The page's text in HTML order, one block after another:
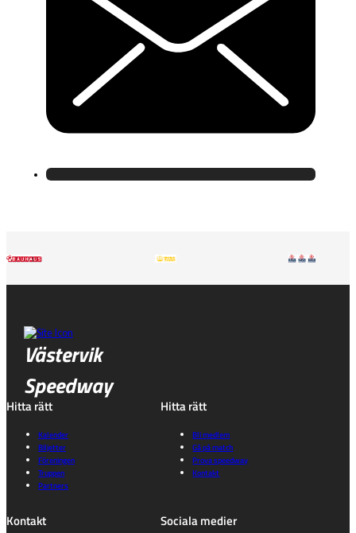
Västervik
Speedway
Hitta rätt
Kalender
Biljetter
Föreningen
Truppen
Partners
Hitta rätt
Bli medlem
Gå på match
Prova speedway
Kontakt
Kontakt Sociala medier